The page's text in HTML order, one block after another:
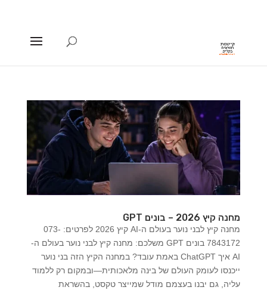
מחנה קיץ 2026 – בונים GPT
מחנה קיץ לבני נוער בעולם ה-AI קיץ 2026 לפרטים: 073-
7843172 בונים GPT משלכם: מחנה קיץ לבני נוער בעולם ה-
AI איך ChatGPT באמת עובד? במחנה הקיץ הזה בני נוער
ייכנסו לעומק העולם של בינה מלאכותית—ובמקום רק ללמוד
עליה, גם יבנו בעצמם מודל שמייצר טקסט, בהשראת